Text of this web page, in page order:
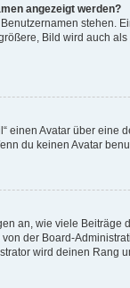
angezeigt werden?
stehen.
Bild wird auch
einen Avatar über
du keinen Avatar
an, wie viele
der Board-
wird deinen Rang